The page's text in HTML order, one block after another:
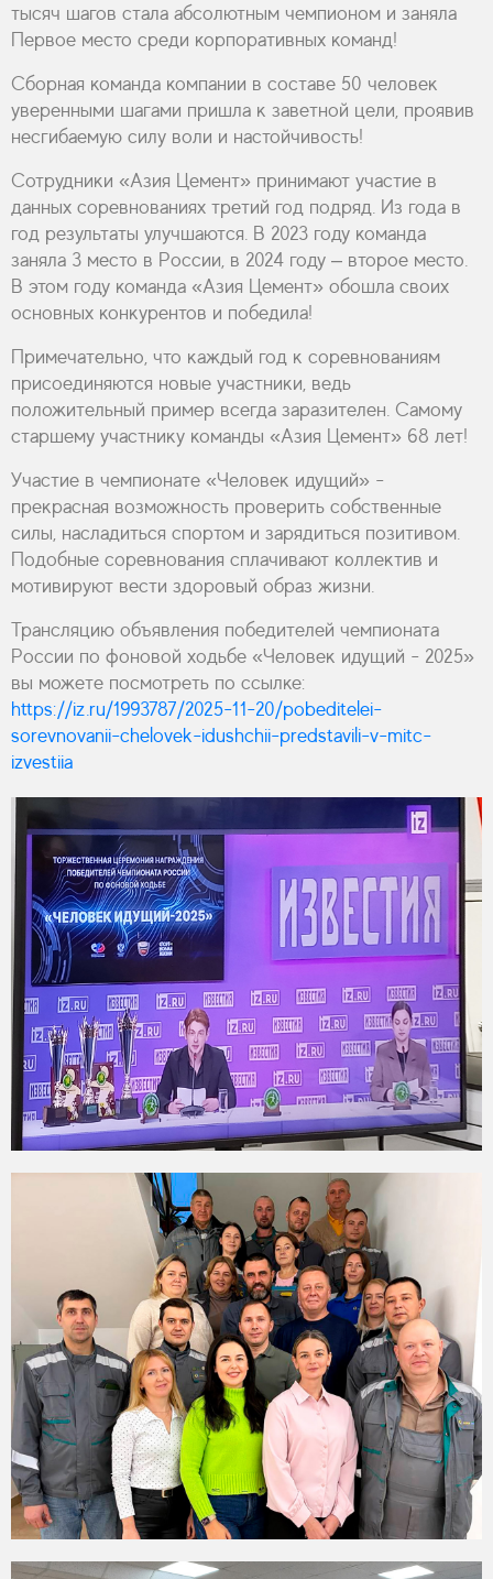
тысяч шагов стала абсолютным чемпионом и заняла
Первое место среди корпоративных команд!
Сборная команда компании в составе 50 человек
уверенными шагами пришла к заветной цели, проявив
несгибаемую силу воли и настойчивость!
Сотрудники «Азия Цемент» принимают участие в
данных соревнованиях третий год подряд. Из года в
год результаты улучшаются. В 2023 году команда
заняла 3 место в России, в 2024 году – второе место.
В этом году команда «Азия Цемент» обошла своих
основных конкурентов и победила!
Примечательно, что каждый год к соревнованиям
присоединяются новые участники, ведь
положительный пример всегда заразителен. Самому
старшему участнику команды «Азия Цемент» 68 лет!
Участие в чемпионате «Человек идущий» -
прекрасная возможность проверить собственные
силы, насладиться спортом и зарядиться позитивом.
Подобные соревнования сплачивают коллектив и
мотивируют вести здоровый образ жизни.
Трансляцию объявления победителей чемпионата
России по фоновой ходьбе «Человек идущий - 2025»
вы можете посмотреть по ссылке:
https://iz.ru/1993787/2025-11-20/pobeditelei-
sorevnovanii-chelovek-idushchii-predstavili-v-mitc-
izvestiia